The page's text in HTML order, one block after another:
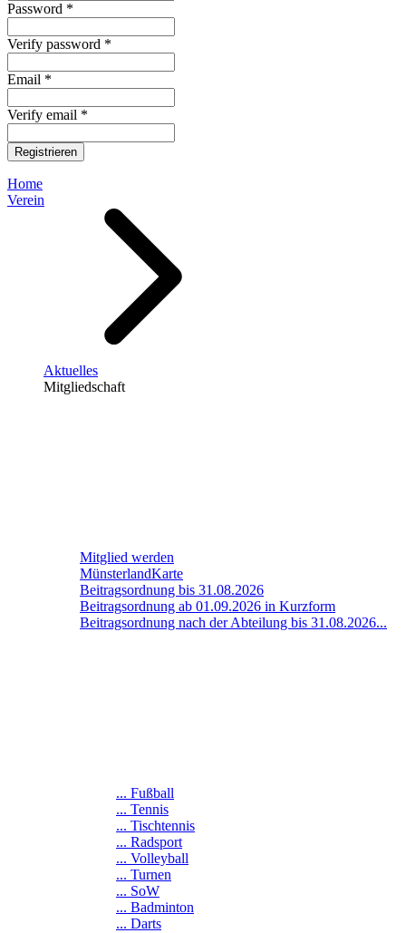
Password *
Verify password *
Email *
Verify email *
Registrieren
Home
Verein
Aktuelles
Mitgliedschaft
Mitglied werden
MünsterlandKarte
Beitragsordnung bis 31.08.2026
Beitragsordnung ab 01.09.2026 in Kurzform
Beitragsordnung nach der Abteilung bis 31.08.2026...
... Fußball
... Tennis
... Tischtennis
... Radsport
... Volleyball
... Turnen
... SoW
... Badminton
... Darts